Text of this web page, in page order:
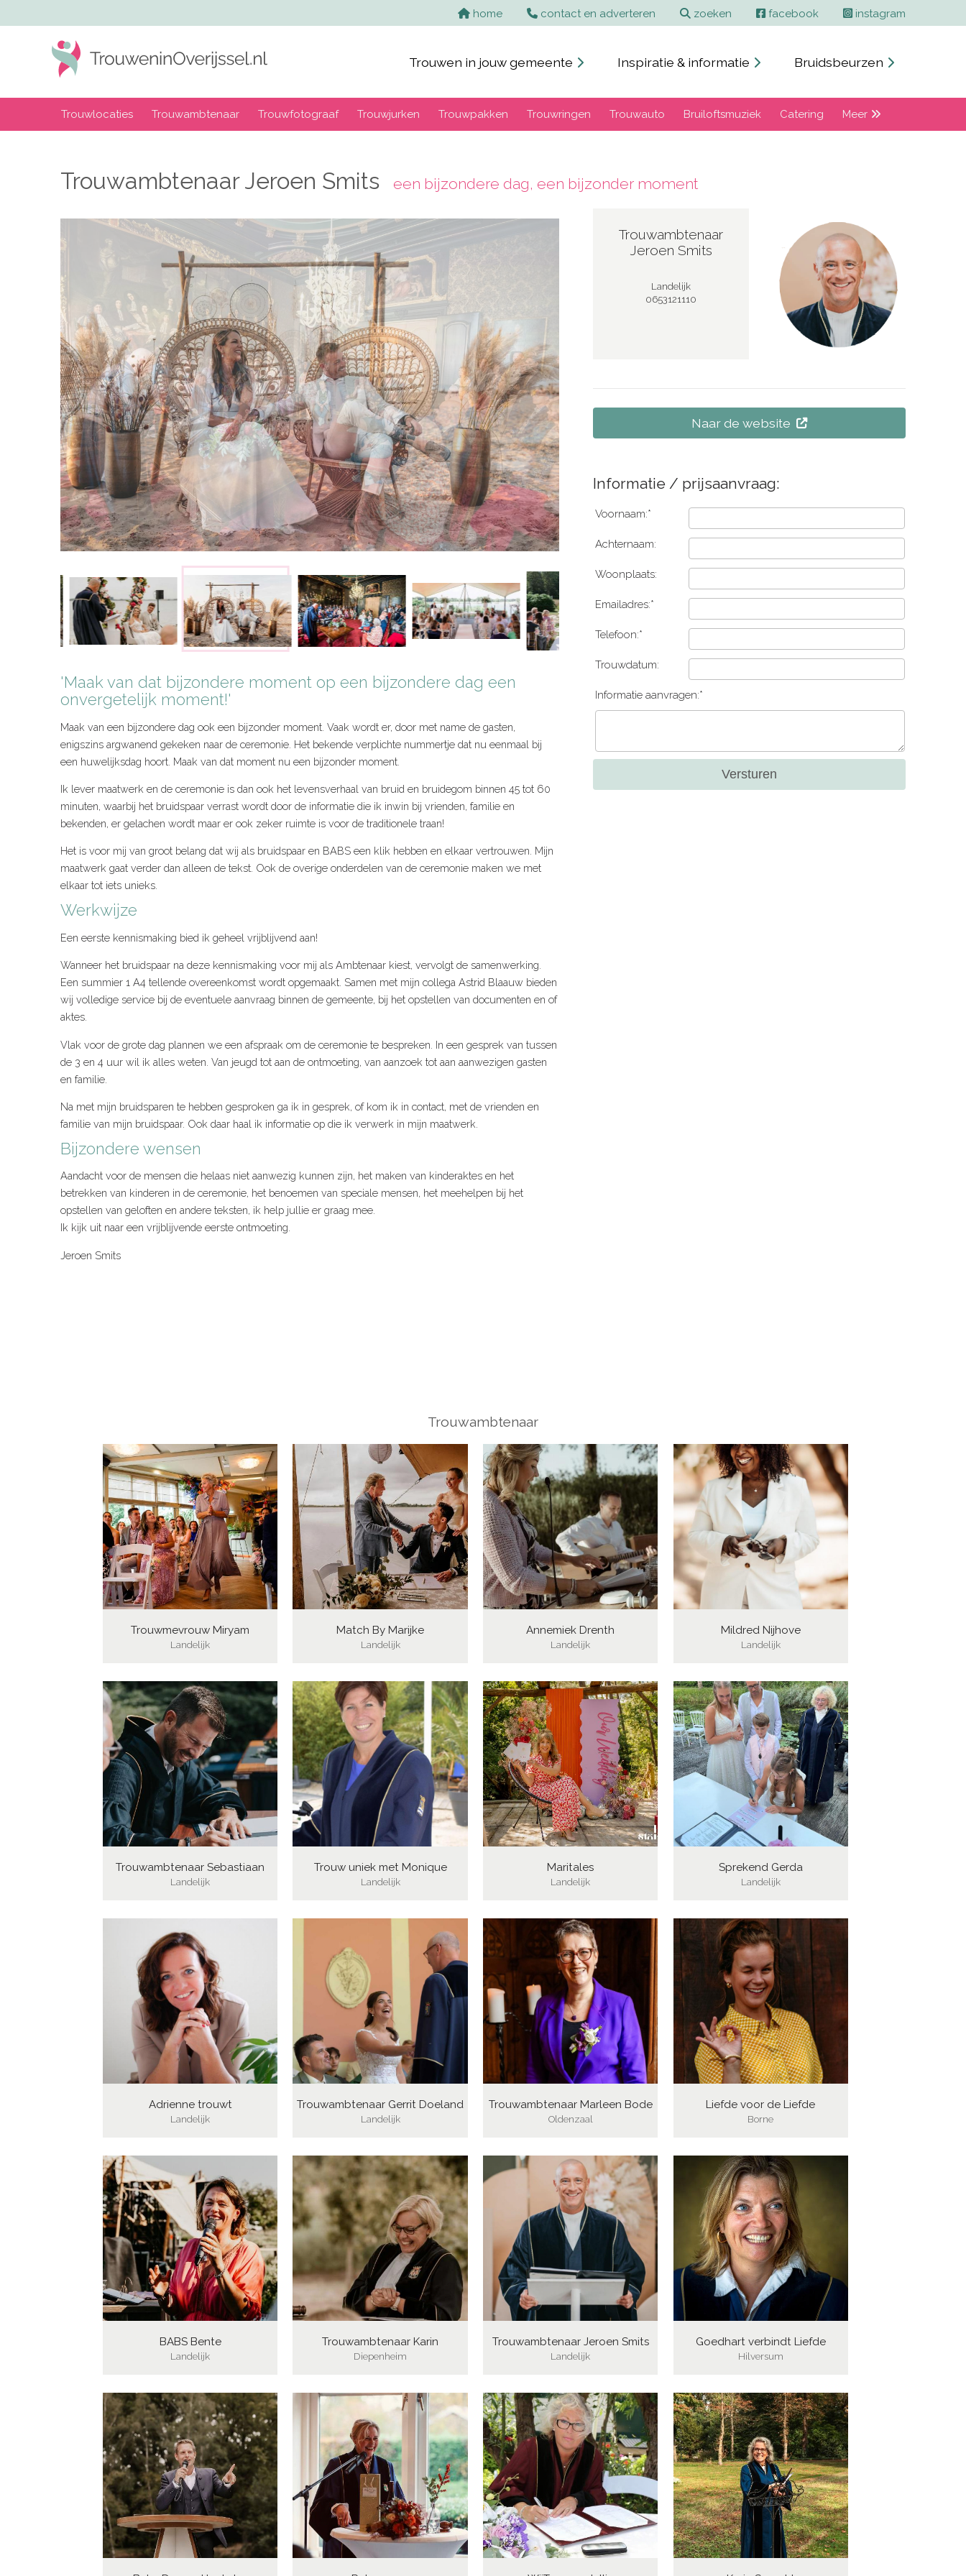
home contact en adverteren zoeken facebook instagram
Trouwen in jouw gemeente Inspiratie & informatie Bruidsbeurzen
Trouwlocaties Trouwambtenaar Trouwfotograaf Trouwjurken Trouwpakken Trouwringen Trouwauto Bruiloftsmuziek Catering Meer
Trouwambtenaar Jeroen Smits een bijzondere dag, een bijzonder moment
'Maak van dat bijzondere moment op een bijzondere dag een
onvergetelijk moment!'
Maak van een bijzondere dag ook een bijzonder moment. Vaak wordt er, door met name de gasten,
enigszins argwanend gekeken naar de ceremonie. Het bekende verplichte nummertje dat nu eenmaal bij
een huwelijksdag hoort. Maak van dat moment nu een bijzonder moment.
Ik lever maatwerk en de ceremonie is dan ook het levensverhaal van bruid en bruidegom binnen 45 tot 60
minuten, waarbij het bruidspaar verrast wordt door de informatie die ik inwin bij vrienden, familie en
bekenden, er gelachen wordt maar er ook zeker ruimte is voor de traditionele traan!
Het is voor mij van groot belang dat wij als bruidspaar en BABS een klik hebben en elkaar vertrouwen. Mijn
maatwerk gaat verder dan alleen de tekst. Ook de overige onderdelen van de ceremonie maken we met
elkaar tot iets unieks.
Werkwijze
Een eerste kennismaking bied ik geheel vrijblijvend aan!
Wanneer het bruidspaar na deze kennismaking voor mij als Ambtenaar kiest, vervolgt de samenwerking.
Een summier 1 A4 tellende overeenkomst wordt opgemaakt. Samen met mijn collega Astrid Blaauw bieden
wij volledige service bij de eventuele aanvraag binnen de gemeente, bij het opstellen van documenten en of
aktes.
Vlak voor de grote dag plannen we een afspraak om de ceremonie te bespreken. In een gesprek van tussen
de 3 en 4 uur wil ik alles weten. Van jeugd tot aan de ontmoeting, van aanzoek tot aan aanwezigen gasten
en familie.
Na met mijn bruidsparen te hebben gesproken ga ik in gesprek, of kom ik in contact, met de vrienden en
familie van mijn bruidspaar. Ook daar haal ik informatie op die ik verwerk in mijn maatwerk.
Bijzondere wensen
Aandacht voor de mensen die helaas niet aanwezig kunnen zijn, het maken van kinderaktes en het
betrekken van kinderen in de ceremonie, het benoemen van speciale mensen, het meehelpen bij het
opstellen van geloften en andere teksten, ik help jullie er graag mee.
Ik kijk uit naar een vrijblijvende eerste ontmoeting.
Jeroen Smits
Trouwambtenaar
Jeroen Smits
Landelijk
0653121110
Naar de website
Informatie / prijsaanvraag:
Voornaam:*
Achternaam:
Woonplaats:
Emailadres:*
Telefoon:*
Trouwdatum:
Informatie aanvragen:*
Trouwambtenaar
Trouwmevrouw Miryam
Landelijk
Match By Marijke
Landelijk
Annemiek Drenth
Landelijk
Mildred Nijhove
Landelijk
Trouwambtenaar Sebastiaan
Landelijk
Trouw uniek met Monique
Landelijk
Maritales
Landelijk
Sprekend Gerda
Landelijk
Adrienne trouwt
Landelijk
Trouwambtenaar Gerrit Doeland
Landelijk
Trouwambtenaar Marleen Bode
Oldenzaal
Liefde voor de Liefde
Borne
BABS Bente
Landelijk
Trouwambtenaar Karin
Diepenheim
Trouwambtenaar Jeroen Smits
Landelijk
Goedhart verbindt Liefde
Hilversum